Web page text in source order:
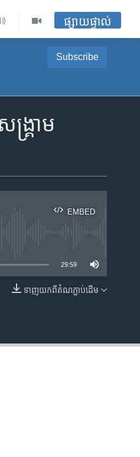
ផ្សាយផ្ទាល់
Subscribe
គ្រាម
EMBED
EMBED
29:59
ទាញ​យក​ពី​តំណភ្ជាប់​ដើម